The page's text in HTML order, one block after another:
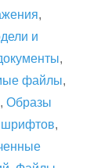
,
и
,
файлы,
, Образы
,